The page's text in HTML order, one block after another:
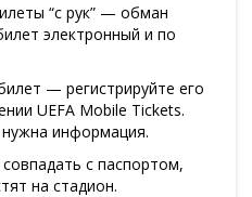
“с рук” — обман
электронный и по
— регистрируйте его
UEFA Mobile Tickets.
информация.
с паспортом,
на стадион.